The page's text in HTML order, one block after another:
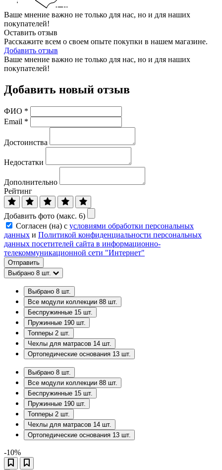
Ваше мнение важно не только для нас, но и для наших
покупателей!
Оставить отзыв
Расскажите всем о своем опыте покупки в нашем магазине.
Добавить отзыв
Ваше мнение важно не только для нас, но и для наших
покупателей!
Добавить новый отзыв
ФИО *
Email *
Достоинства
Недостатки
Дополнительно
Рейтинг
Добавить фото (макс. 6)
Согласен (на) с условиями обработки персональных
данных и Политикой конфиденциальности персональных
данных посетителей сайта в информационно-
телекоммуникационной сети "Интернет"
Отправить
Выбрано 8 шт.
Выбрано 8 шт.
Все модули коллекции 88 шт.
Беспружинные 15 шт.
Пружинные 190 шт.
Топперы 2 шт.
Чехлы для матрасов 14 шт.
Ортопедические основания 13 шт.
Выбрано 8 шт.
Все модули коллекции 88 шт.
Беспружинные 15 шт.
Пружинные 190 шт.
Топперы 2 шт.
Чехлы для матрасов 14 шт.
Ортопедические основания 13 шт.
-10%